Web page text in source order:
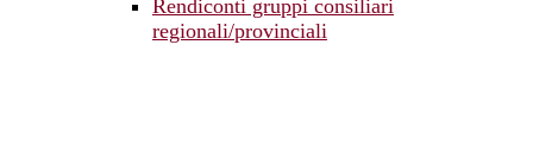
Rendiconti gruppi consiliari
regionali/provinciali